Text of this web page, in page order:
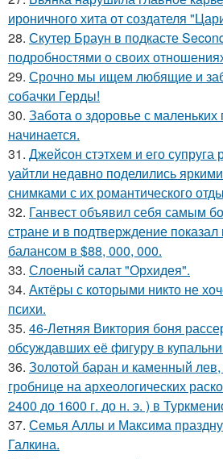
ироничного хита от создателя
28. Скутер Браун в подкасте
подробностями о своих
29. Срочно мы ищем любящие и
собачки Герды!
30. Забота о здоровье с
начинается.
31. Джейсон стэтхем и его супруга
уайтли недавно поделились
снимками с их романтического
32. Ганвест объявил себя самым
стране и в подтверждение показал
балансом в $88, 000, 000.
33. Слоеный салат "Орхидея".
34. Актёры с которыми никто не
психи.
35. 46-Летняя Виктория боня
обсуждавших её фигуру в
36. Золотой баран и каменный
гробнице на археологических
2400 до 1600 г. до н. э. ) в
37. Семья Аллы и Максима
Галкина.